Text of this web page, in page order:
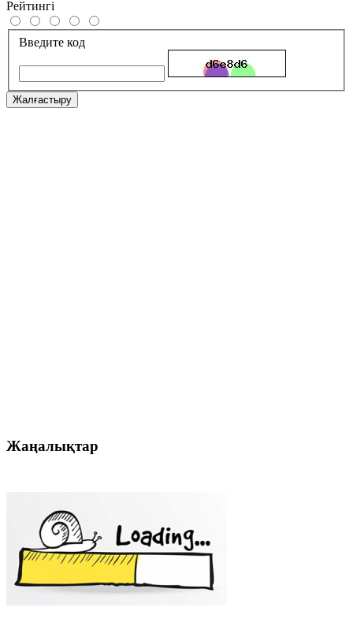
Рейтингі
Введите код
Жалғастыру
Жаңалықтар